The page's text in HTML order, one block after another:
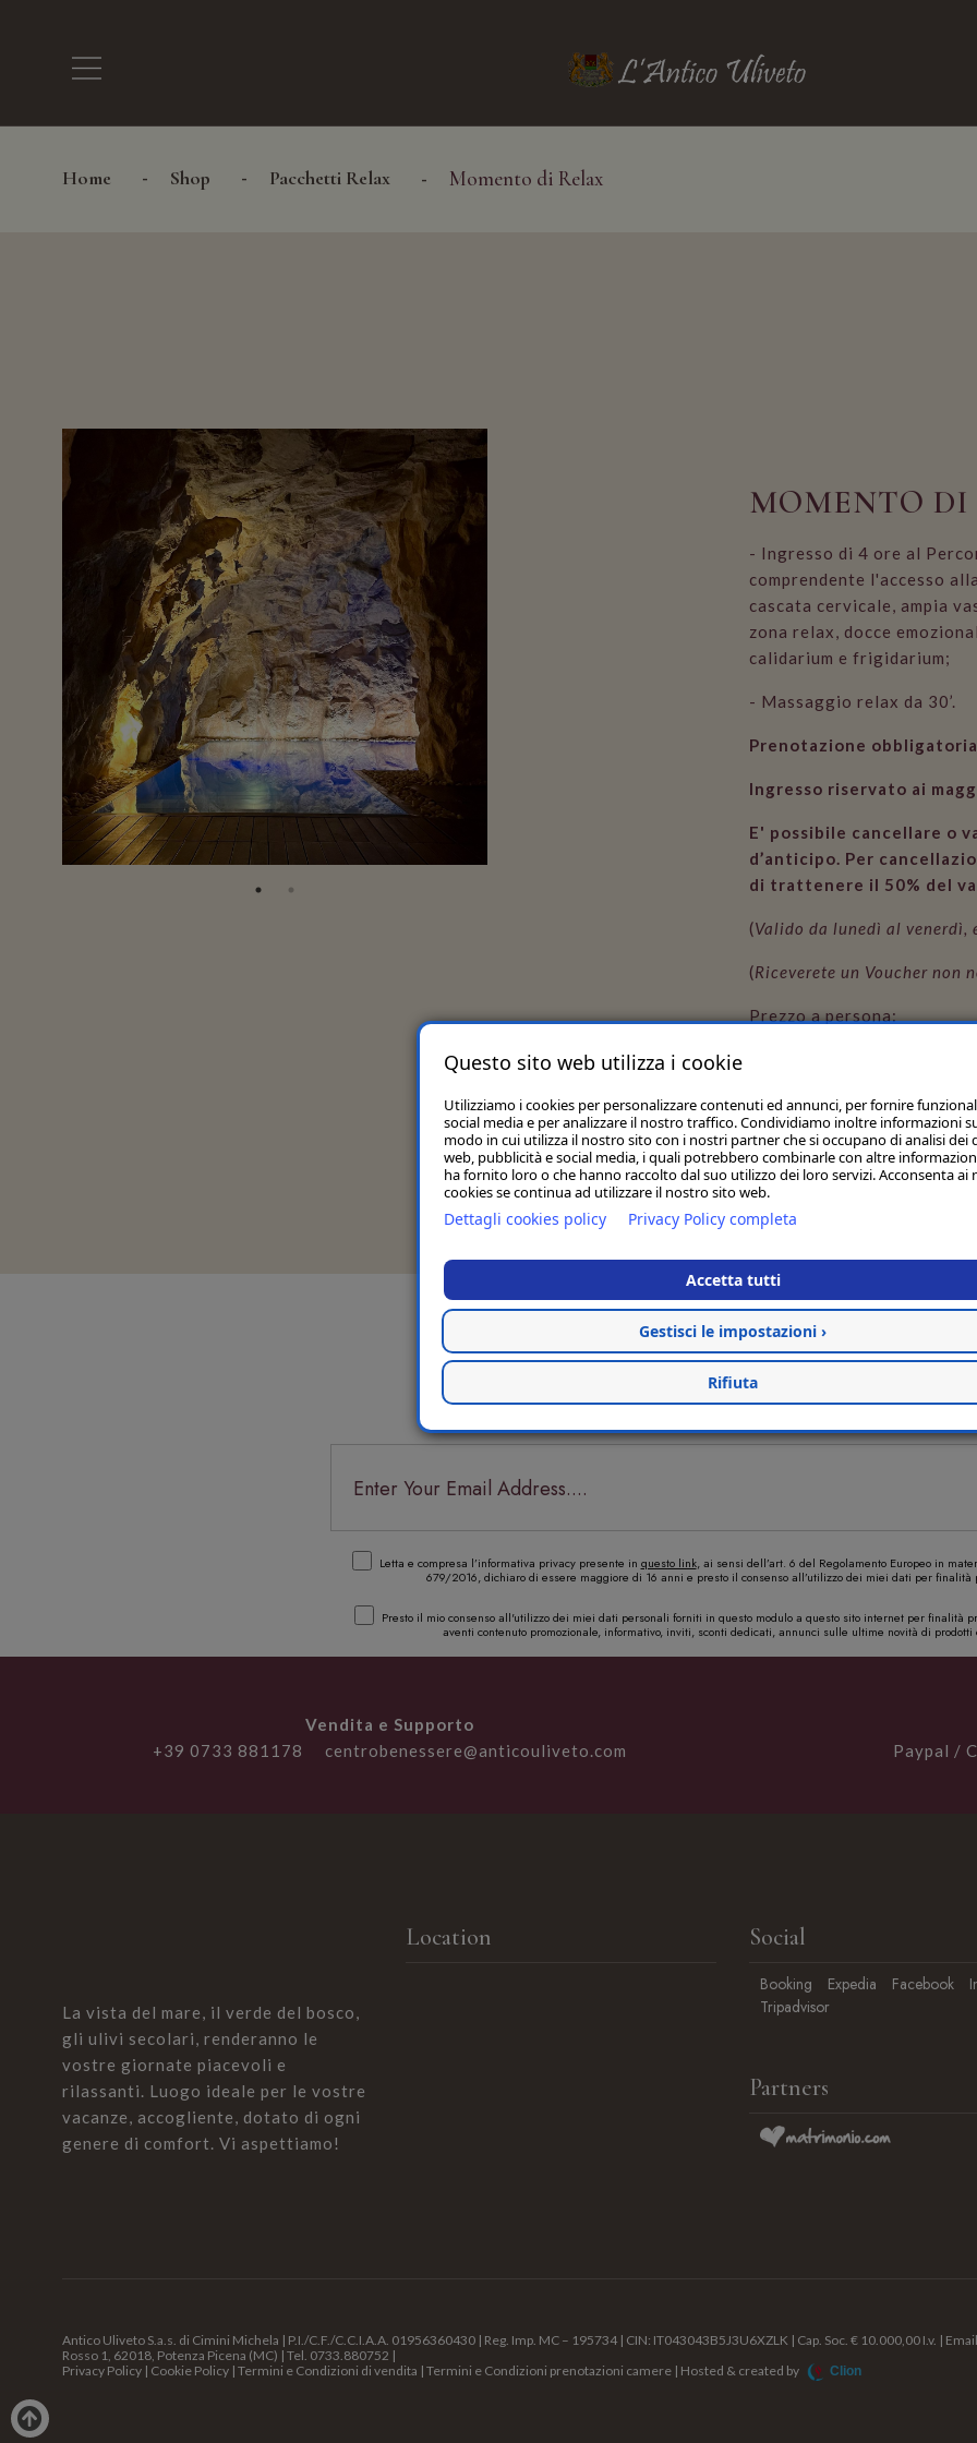
Home Shop Pacchetti Relax Momento di Relax
MOMENTO DI
- Ingresso di 4 ore al
comprendente l'accesso
cascata cervicale, ampia
zona relax, docce
calidarium e frigidarium;
- Massaggio relax da 30’.
Prenotazione
Ingresso riservato ai
E' possibile cancellare o
d’anticipo. Per
di trattenere il 50% del
(Valido da lunedì al venerdì,
(Riceverete un Voucher non
Prezzo a persona:
AGGIUNGI AL
ISCRIVITI ALLA NEWSLETTER
Letta e compresa l’informativa privacy presente in questo link, ai sensi dell’art. 6 del Regolamento Europeo in
679/2016, dichiaro di essere maggiore di 16 anni e presto il consenso all’utilizzo dei miei dati per finalità
Presto il mio consenso all'utilizzo dei miei dati personali forniti in questo modulo a questo sito internet per finalità
aventi contenuto promozionale, informativo, inviti, sconti dedicati, annunci sulle ultime novità di prodotti
Vendita e Supporto
+39 0733 881178
centrobenessere@anticouliveto.com
Paypal /
La vista del mare, il verde del bosco,
gli ulivi secolari, renderanno le
vostre giornate piacevoli e
rilassanti. Luogo ideale per le vostre
vacanze, accogliente, dotato di ogni
genere di comfort. Vi aspettiamo!
Location Social
Booking Expedia Facebook
Tripadvisor
Partners
Antico Uliveto S.a.s. di Cimini Michela | P.I./C.F./C.C.I.A.A. 01956360430 | Reg. Imp. MC – 195734 | CIN: IT043043B5J3U6XZLK | Cap. Soc. € 10.000,00 I.v. | Email
Rosso 1, 62018, Potenza Picena (MC) | Tel. 0733.880752 |
Privacy Policy | Cookie Policy | Termini e Condizioni di vendita | Termini e Condizioni prenotazioni camere | Hosted & created by Clion
Questo sito web utilizza i cookie
Utilizziamo i cookies per personalizzare contenuti ed annunci, per fornire
social media e per analizzare il nostro traffico. Condividiamo inoltre informazioni
modo in cui utilizza il nostro sito con i nostri partner che si occupano di analisi dei
web, pubblicità e social media, i quali potrebbero combinarle con altre
ha fornito loro o che hanno raccolto dal suo utilizzo dei loro servizi. Acconsenta ai
cookies se continua ad utilizzare il nostro sito web.
Dettagli cookies policy Privacy Policy completa
Accetta tutti
Gestisci le impostazioni ›
Rifiuta